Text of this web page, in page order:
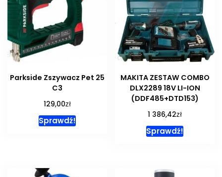
Parkside Zszywacz Pet 25
C3
129,00zł
Sprawdź!
MAKITA ZESTAW COMBO
DLX2289 18V LI-ION
(DDF485+DTD153)
1 386,42zł
Sprawdź!